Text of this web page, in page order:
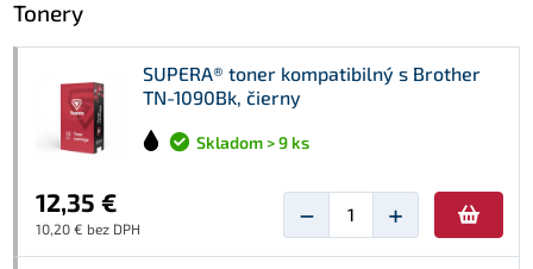
Tonery
SUPERA® toner kompatibilný s Brother
TN-1090Bk, čierny
Skladom > 9 ks
12,35 €
10,20 € bez DPH − +